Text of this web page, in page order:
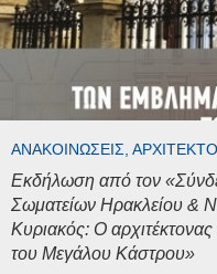
ΑΝΑΚΟΙΝΏΣΕΙΣ,
Εκδήλωση από τον
Σωματείων Ηρακλείου &
Κυριακός: Ο
του Μεγάλου Κάστρου»